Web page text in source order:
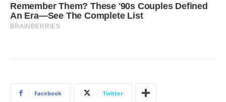
Facebook Twitter